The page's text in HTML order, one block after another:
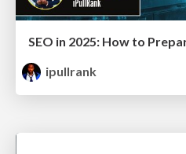
ipullrank